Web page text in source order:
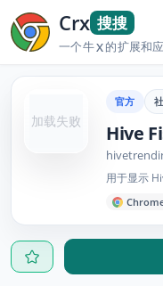
Crx 搜搜
一个牛X的扩展和
加载失败
官方
Hive
用于显示